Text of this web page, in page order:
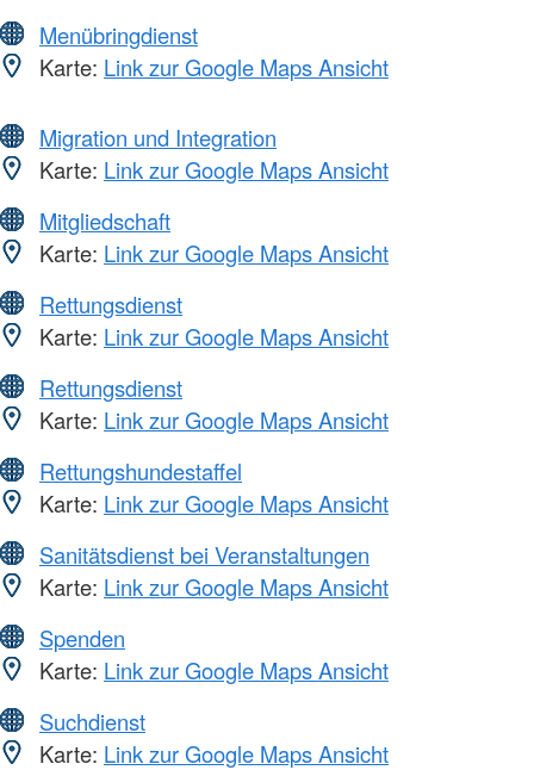
Menübringdienst
Karte: Link zur Google Maps Ansicht
Migration und Integration
Karte: Link zur Google Maps Ansicht
Mitgliedschaft
Karte: Link zur Google Maps Ansicht
Rettungsdienst
Karte: Link zur Google Maps Ansicht
Rettungsdienst
Karte: Link zur Google Maps Ansicht
Rettungshundestaffel
Karte: Link zur Google Maps Ansicht
Sanitätsdienst bei Veranstaltungen
Karte: Link zur Google Maps Ansicht
Spenden
Karte: Link zur Google Maps Ansicht
Suchdienst
Karte: Link zur Google Maps Ansicht